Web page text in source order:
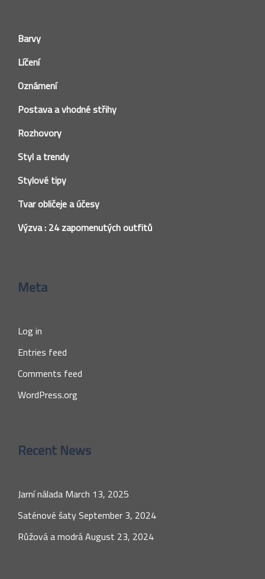
Barvy
Líčení
Oznámení
Postava a vhodné střihy
Rozhovory
Styl a trendy
Stylové tipy
Tvar obličeje a účesy
Výzva : 24 zapomenutých outfitů
Meta
Log in
Entries feed
Comments feed
WordPress.org
Recent News
Jarní náladaMarch 13, 2025
Saténové šatySeptember 3, 2024
Růžová a modráAugust 23, 2024